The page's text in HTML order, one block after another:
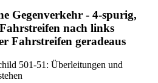
Gegenverkehr - 4-spurig,
nach links
Fahrstreifen geradeaus
501-51: Überleitungen und